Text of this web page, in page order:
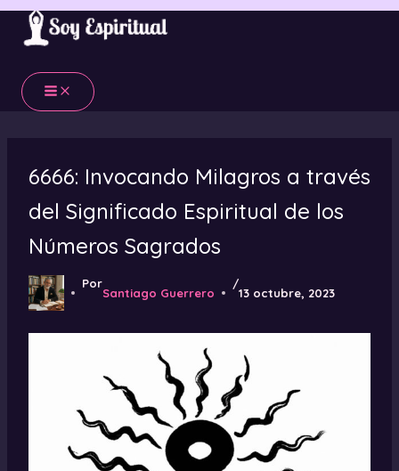
Ir
contenido
6666: Invocando Milagros a través
del Significado Espiritual de los
Números Sagrados
Por
Santiago Guerrero
/
13 octubre, 2023